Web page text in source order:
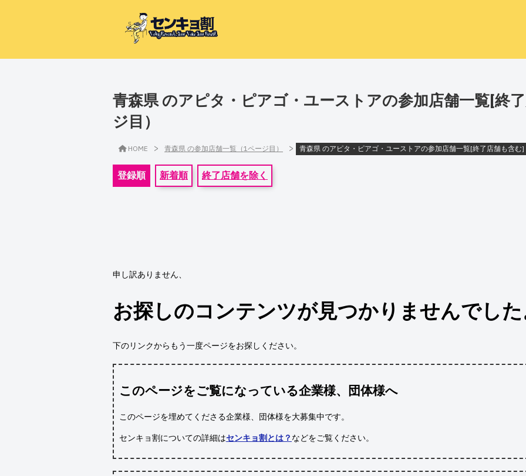
青森県 のアピタ・ピアゴ・ユーストアの参加店舗一覧[終
ジ目）
HOME > 青森県 の参加店舗一覧（1ページ目） > 青森県 のアピタ・ピアゴ・ユーストアの参加店舗一覧[終了店舗も含む
登録順 新着順 終了店舗を除く
申し訳ありません、
お探しのコンテンツが見つかりませんでし
下のリンクからもう一度ページをお探しください。
このページをご覧になっている企業様、団体様へ
このページを埋めてくださる企業様、団体様を大募集中です。
センキョ割についての詳細はセンキョ割とは？ などをご覧ください。